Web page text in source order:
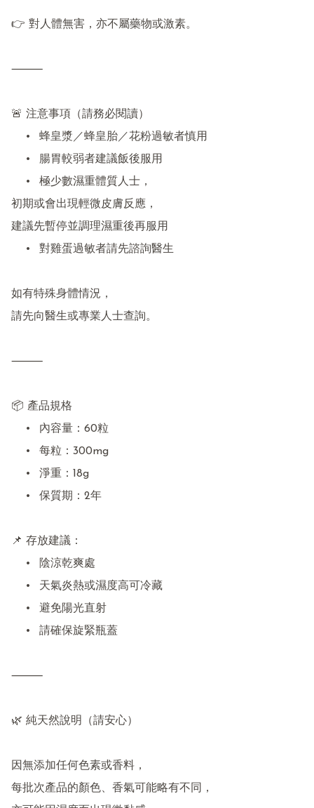
👉 對人體無害，亦不屬藥物或激素。
⸻
🚨 注意事項（請務必閱讀）
初期或會出現輕微皮膚反應，
建議先暫停並調理濕重後再服用
如有特殊身體情況，
請先向醫生或專業人士查詢。
⸻
📦 產品規格
📌 存放建議：
⸻
🌿 純天然說明（請安心）
因無添加任何色素或香料，
每批次產品的顏色、香氣可能略有不同，